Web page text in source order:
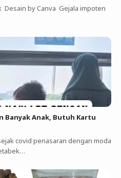
by Canva Gejala impoten
Banyak Anak, Butuh Kartu
covid penasaran dengan moda